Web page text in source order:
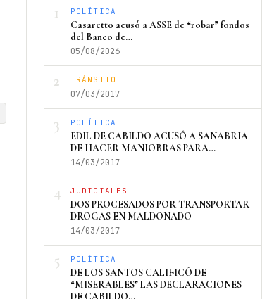
1 POLÍTICA
Casaretto acusó a ASSE de “robar” fondos
del Banco de…
05/08/2026
2 TRÁNSITO
07/03/2017
3 POLÍTICA
EDIL DE CABILDO ACUSÓ A SANABRIA
DE HACER MANIOBRAS PARA…
14/03/2017
4 JUDICIALES
DOS PROCESADOS POR TRANSPORTAR
DROGAS EN MALDONADO
14/03/2017
5 POLÍTICA
DE LOS SANTOS CALIFICÓ DE
“MISERABLES” LAS DECLARACIONES
DE CABILDO…